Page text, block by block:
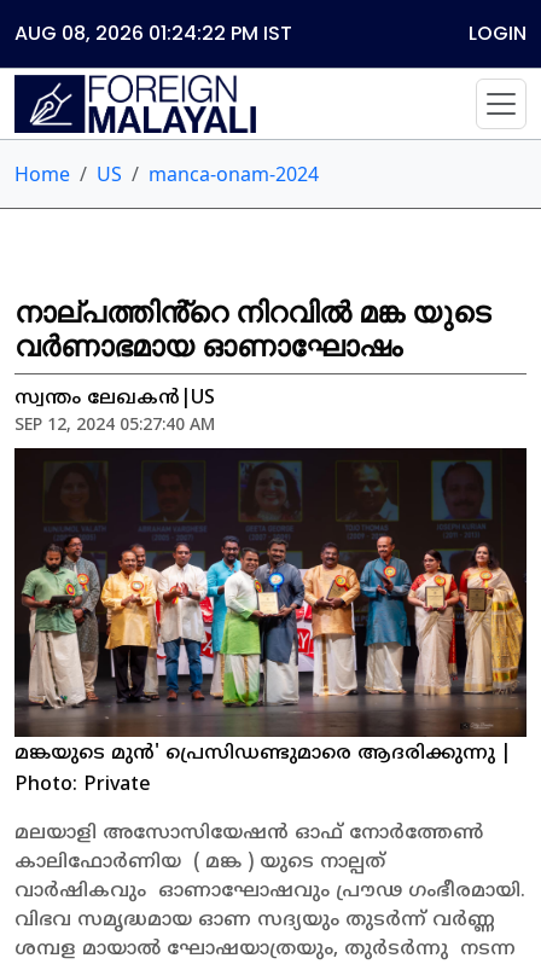
AUG 08, 2026 01:24:22 PM IST LOGIN
Home US manca-onam-2024
നാല്പത്തിൻ്റെ നിറവിൽ മങ്ക യുടെ
വർണാഭമായ ഓണാഘോഷം
സ്വന്തം ലേഖകൻ|US
SEP 12, 2024 05:27:40 AM
മങ്കയുടെ മുൻ' പ്രെസിഡണ്ടുമാരെ ആദരിക്കുന്നു
Photo: Private
മലയാളി അസോസിയേഷൻ ഓഫ് നോർത്തേൺ
കാലിഫോർണിയ ( മങ്ക ) യുടെ നാല്പത്
വാർഷികവും ഓണാഘോഷവും പ്രൗഢ ഗംഭീരമായി.
വിഭവ സമൃദ്ധമായ ഓണ സദ്യയും തുടർന്ന് വർണ്ണ
ശമ്പള മായാൽ ഘോഷയാത്രയും, തുർടർന്നു നടന്ന